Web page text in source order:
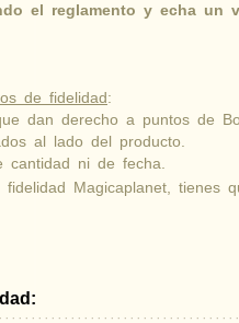
el reglamento y echa un
de fidelidad:
dan derecho a puntos de
al lado del producto.
cantidad ni de fecha.
Magicaplanet, tienes